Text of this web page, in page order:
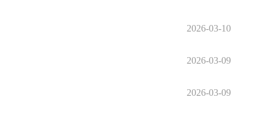
2026-03-10
2026-03-09
2026-03-09